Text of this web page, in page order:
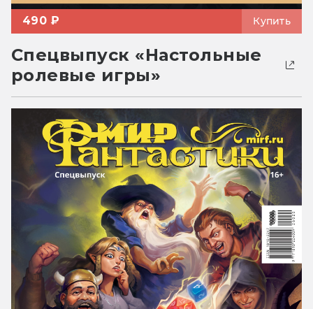
490 ₽ Купить
Спецвыпуск «Настольные
ролевые игры»